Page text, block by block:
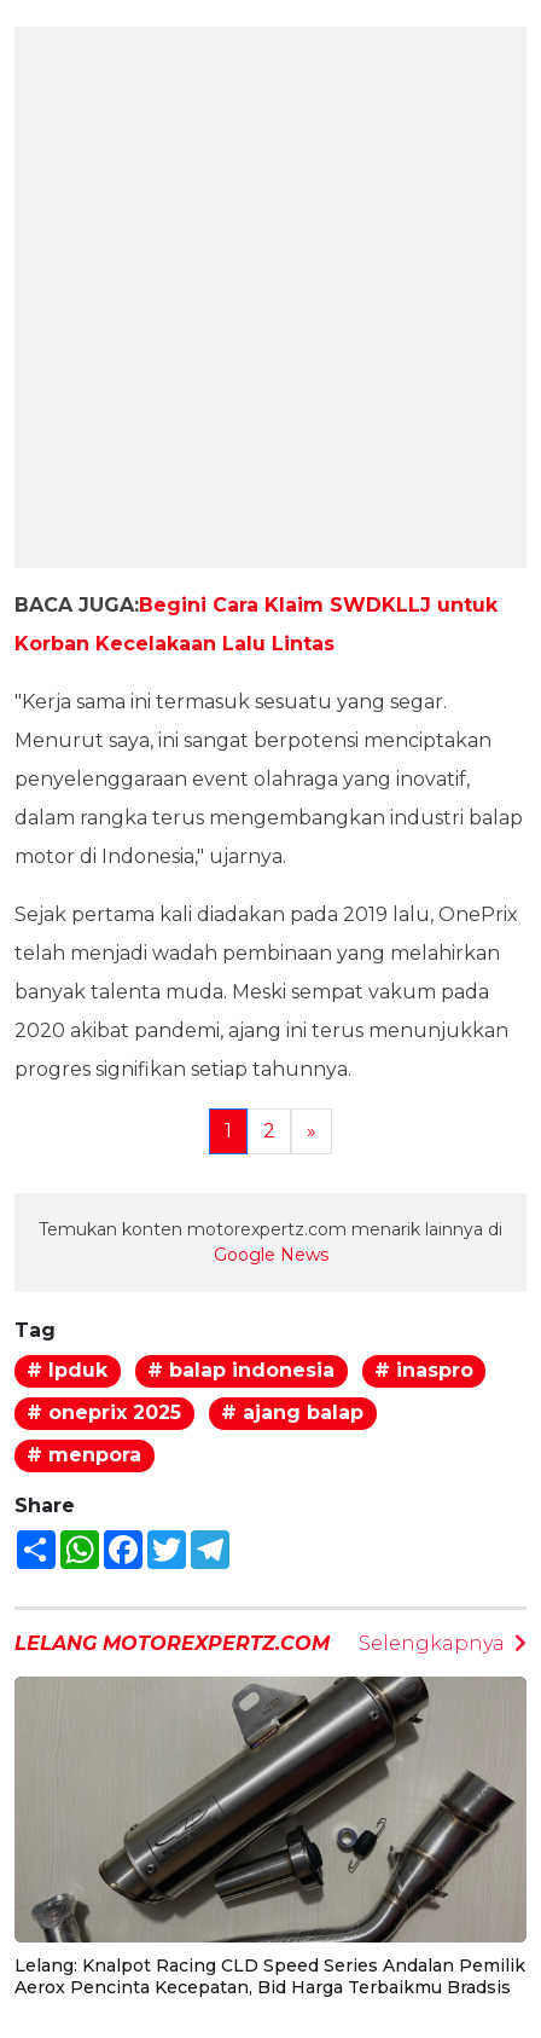
BACA JUGA:Begini Cara Klaim SWDKLLJ untuk
Korban Kecelakaan Lalu Lintas
"Kerja sama ini termasuk sesuatu yang segar.
Menurut saya, ini sangat berpotensi menciptakan
penyelenggaraan event olahraga yang inovatif,
dalam rangka terus mengembangkan industri balap
motor di Indonesia," ujarnya.
Sejak pertama kali diadakan pada 2019 lalu, OnePrix
telah menjadi wadah pembinaan yang melahirkan
banyak talenta muda. Meski sempat vakum pada
2020 akibat pandemi, ajang ini terus menunjukkan
progres signifikan setiap tahunnya.
1 2 »
Temukan konten motorexpertz.com menarik lainnya di
Google News
Tag
# lpduk
# balap indonesia
# inaspro
# oneprix 2025
# ajang balap
# menpora
Share
Share WhatsAppFacebook
Twitter
LELANG MOTOREXPERTZ.COM Selengkapnya
Lelang: Knalpot Racing CLD Speed Series Andalan Pemilik
Aerox Pencinta Kecepatan, Bid Harga Terbaikmu Bradsis